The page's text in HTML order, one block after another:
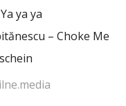
ya ya
– Choke Me